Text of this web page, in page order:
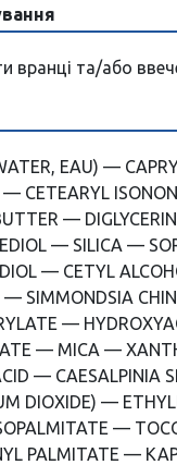
вранці та/або
EAU) —
CETEARYL
—
— SILICA —
— CETYL
— SIMMONDSIA
—
— MICA —
— CAESALPINIA
DIOXIDE) —
—
PALMITATE —